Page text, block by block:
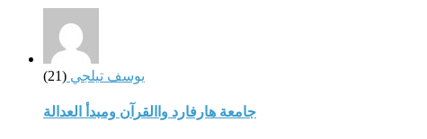
يوسف تيلجي (21)
جامعة هارفارد واالقرآن ومبدأ العدالة